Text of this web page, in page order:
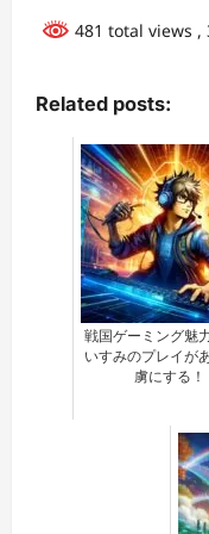
481 total views ,
Related posts:
戦国ゲーミング魅
いすみのプレイが
虜にする！